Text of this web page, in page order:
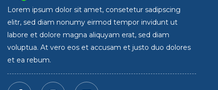
Lorem ipsum dolor sit amet, consetetur sadipscing
elitr, sed diam nonumy eirmod tempor invidunt ut
labore et dolore magna aliquyam erat, sed diam
voluptua. At vero eos et accusam et justo duo dolores
et ea rebum.